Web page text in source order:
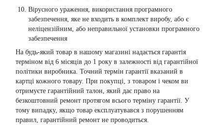
Вірусного ураження, використання програмного
забезпечення, яке не входить в комплект виробу, або є
неліцензійним, або неправильної установки програмного
забезпечення
На будь-який товар в нашому магазині надається гарантія
терміном від 6 місяців до 1 року в залежності від гарантійної
політики виробника. Точний термін гарантії вказаний в
картці кожного товару. При покупці, з товаром і чеком ви
отримуєте гарантійний талон, який дає право на
безкоштовний ремонт протягом всього терміну гарантії. У
тому випадку, якщо товар експлуатувався з порушенням
правил, гарантійний ремонт не проводиться.